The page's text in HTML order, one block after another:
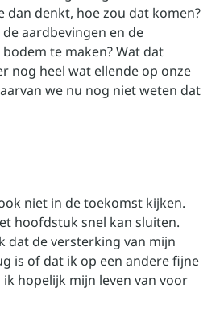
dan denkt, hoe zou dat komen?
aardbevingen en de
te maken? Wat dat
nog heel wat ellende op onze
we nu nog niet weten dat
niet in de toekomst kijken.
hoofdstuk snel kan sluiten.
dat de versterking van mijn
is of dat ik op een andere fijne
hopelijk mijn leven van voor